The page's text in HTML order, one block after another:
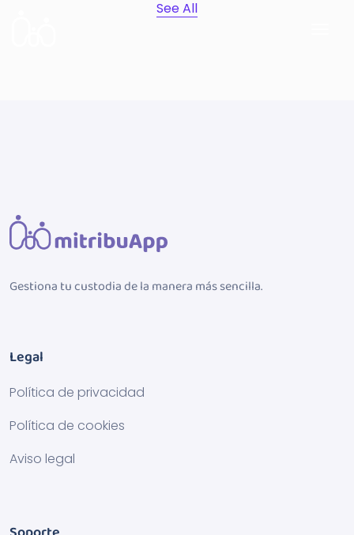
See All
Gestiona tu custodia de la manera más sencilla.
Legal
Política de privacidad
Política de cookies
Aviso legal